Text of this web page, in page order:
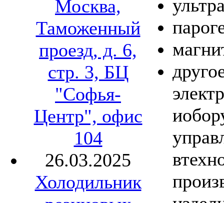
Москва,
Таможенный
проезд, д. 6,
стр. 3, БЦ
"Софья-
Центр", офис
104
26.03.2025
Холодильник